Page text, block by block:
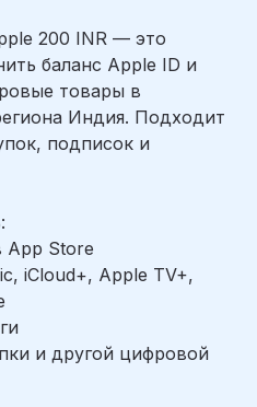
200 INR — это
баланс Apple ID и
товары в
Индия. Подходит
подписок и
App Store
iCloud+, Apple TV+,
и другой цифровой